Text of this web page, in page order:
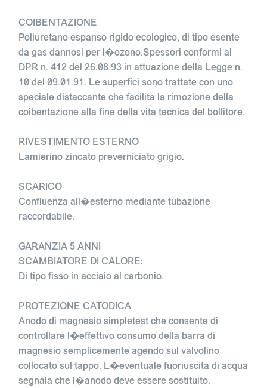
COIBENTAZIONE
Poliuretano espanso rigido ecologico, di tipo esente
da gas dannosi per l�ozono.Spessori conformi al
DPR n. 412 del 26.08.93 in attuazione della Legge n.
10 del 09.01.91. Le superfici sono trattate con uno
speciale distaccante che facilita la rimozione della
coibentazione alla fine della vita tecnica del bollitore.
RIVESTIMENTO ESTERNO
Lamierino zincato preverniciato grigio.
SCARICO
Confluenza all�esterno mediante tubazione
raccordabile.
GARANZIA 5 ANNI
SCAMBIATORE DI CALORE:
Di tipo fisso in acciaio al carbonio.
PROTEZIONE CATODICA
Anodo di magnesio simpletest che consente di
controllare l�effettivo consumo della barra di
magnesio semplicemente agendo sul valvolino
collocato sul tappo. L�eventuale fuoriuscita di acqua
segnala che l�anodo deve essere sostituito.